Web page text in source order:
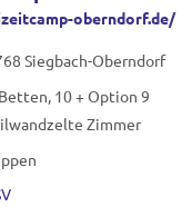
oberndorf.de/
Siegbach-Oberndorf
10 + Option 9
Zimmer